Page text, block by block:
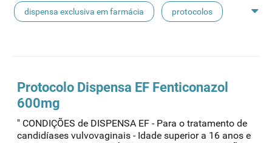
dispensa exclusiva em farmácia protocolos
Protocolo Dispensa EF Fenticonazol
600mg
" CONDIÇÕES de DISPENSA EF - Para o tratamento de
candidíases vulvovaginais - Idade superior a 16 anos e